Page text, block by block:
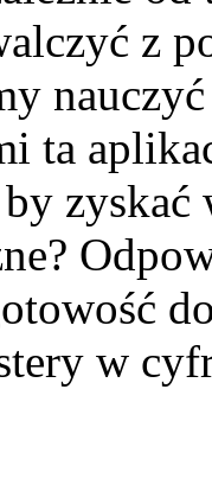
z
ta
w